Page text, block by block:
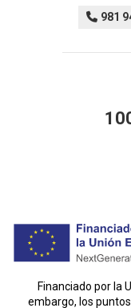
981
Financiado por la
embargo, los